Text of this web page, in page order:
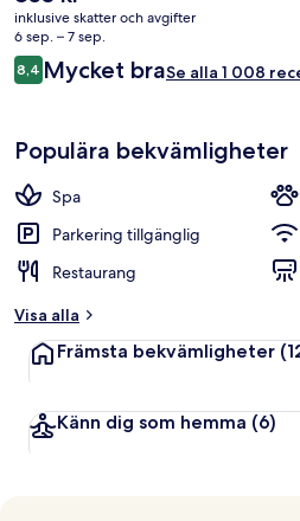
nuvarande
priset
är
853 kr
inklusive skatter och avgifter
6 sep. – 7 sep.
Recensioner
8,48,4 av 10,
Mycket braSe alla 1 008
Populära bekvämligheter
Spa
Parkering tillgänglig
Restaurang
Visa alla
Främsta bekvämligheter
Känn dig som hemma (6)